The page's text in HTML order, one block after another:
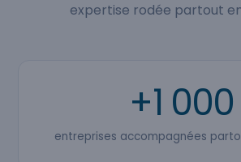
expertise rodée partout
+1 000
entreprises accompagnées